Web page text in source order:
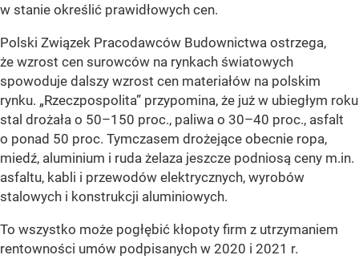
w stanie określić prawidłowych cen.
Polski Związek Pracodawców Budownictwa ostrzega,
że wzrost cen surowców na rynkach światowych
spowoduje dalszy wzrost cen materiałów na polskim
rynku. „Rzeczpospolita” przypomina, że już w ubiegłym roku
stal drożała o 50–150 proc., paliwa o 30–40 proc., asfalt
o ponad 50 proc. Tymczasem drożejące obecnie ropa,
miedź, aluminium i ruda żelaza jeszcze podniosą ceny m.in.
asfaltu, kabli i przewodów elektrycznych, wyrobów
stalowych i konstrukcji aluminiowych.
To wszystko może pogłębić kłopoty firm z utrzymaniem
rentowności umów podpisanych w 2020 i 2021 r.